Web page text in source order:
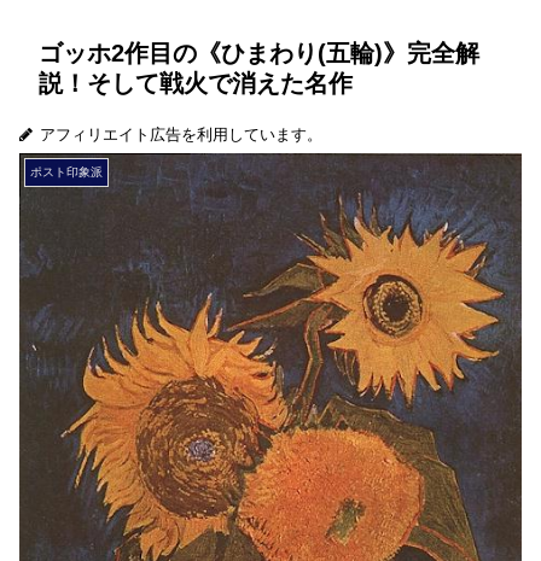
ゴッホ2作目の《ひまわり(五輪)》完全解
説！そして戦火で消えた名作
アフィリエイト広告を利用しています。
ポスト印象派